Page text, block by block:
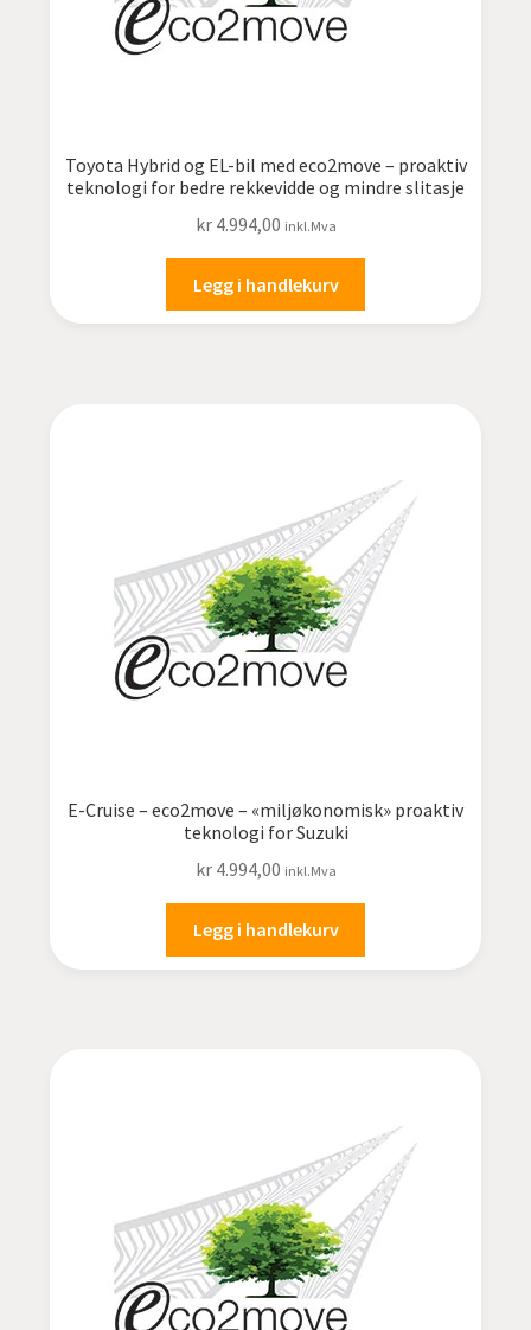
Toyota Hybrid og EL-bil med eco2move – proaktiv
teknologi for bedre rekkevidde og mindre slitasje
kr4.994,00 inkl.Mva
Legg i handlekurv
E-Cruise – eco2move – «miljøkonomisk» proaktiv
teknologi for Suzuki
kr4.994,00 inkl.Mva
Legg i handlekurv